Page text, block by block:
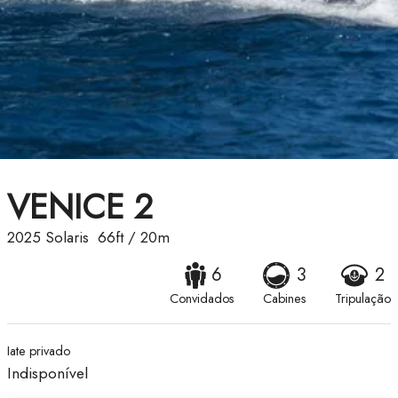
VENICE 2
2025 Solaris 66ft/ 20m
6
Convidados
3
Cabines
2
Tripulação
Iate privado
Indisponível